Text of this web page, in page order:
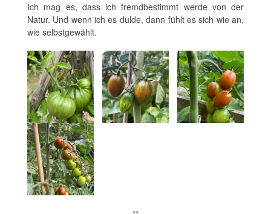
Ich mag es, dass ich fremdbestimmt werde von der
Natur. Und wenn ich es dulde, dann fühlt es sich wie an,
wie selbstgewählt.